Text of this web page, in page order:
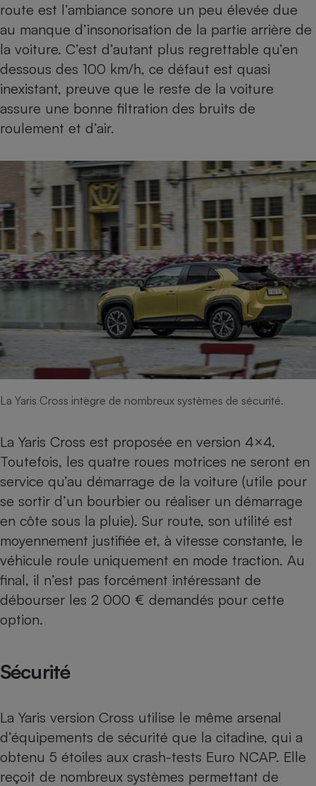
route est l’ambiance sonore un peu élevée due
au manque d’insonorisation de la partie arrière de
la voiture. C’est d’autant plus regrettable qu’en
dessous des 100 km/h, ce défaut est quasi
inexistant, preuve que le reste de la voiture
assure une bonne filtration des bruits de
roulement et d’air.
La Yaris Cross intègre de nombreux systèmes de sécurité.
La Yaris Cross est proposée en version 4×4.
Toutefois, les quatre roues motrices ne seront en
service qu’au démarrage de la voiture (utile pour
se sortir d’un bourbier ou réaliser un démarrage
en côte sous la pluie). Sur route, son utilité est
moyennement justifiée et, à vitesse constante, le
véhicule roule uniquement en mode traction. Au
final, il n’est pas forcément intéressant de
débourser les 2 000 € demandés pour cette
option.
Sécurité
La Yaris version Cross utilise le même arsenal
d’équipements de sécurité que la citadine, qui a
obtenu 5 étoiles aux crash-tests Euro NCAP. Elle
reçoit de nombreux systèmes permettant de